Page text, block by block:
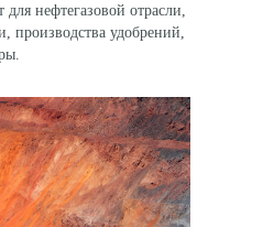
нефтегазовой отрасли,
удобрений,